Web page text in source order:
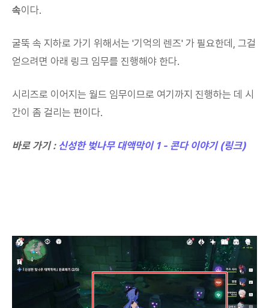
속이다.
굴뚝 속 지하로 가기 위해서는 '기억의 렌즈' 가 필요한데, 그걸
얻으려면 아래 링크 임무를 진행해야 한다.
시리즈로 이어지는 월드 임무이므로 여기까지 진행하는 데 시
간이 좀 걸리는 편이다.
바로 가기 : 신성한 벚나무 대액막이 1 - 콘다 이야기 (링크)